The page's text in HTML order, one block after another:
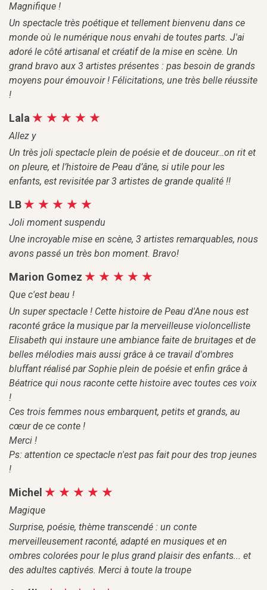
Magnifique !
Un spectacle très poétique et tellement bienvenu dans ce
monde où le numérique nous envahi de toutes parts. J'ai
adoré le côté artisanal et créatif de la mise en scène. Un
grand bravo aux 3 artistes présentes : pas besoin de grands
moyens pour émouvoir ! Félicitations, une très belle réussite
!
Lala
Allez y
Un très joli spectacle plein de poésie et de douceur…on rit et
on pleure, et l’histoire de Peau d’âne, si utile pour les
enfants, est revisitée par 3 artistes de grande qualité !!
LB
Joli moment suspendu
Une incroyable mise en scène, 3 artistes remarquables, nous
avons passé un très bon moment. Bravo!
Marion Gomez
Que c'est beau !
Un super spectacle ! Cette histoire de Peau d'Ane nous est
raconté grâce la musique par la merveilleuse violoncelliste
Elisabeth qui instaure une ambiance faite de bruitages et de
belles mélodies mais aussi grâce à ce travail d'ombres
bluffant réalisé par Sophie plein de poésie et enfin grâce à
Béatrice qui nous raconte cette histoire avec toutes ces voix
!
Ces trois femmes nous embarquent, petits et grands, au
cœur de ce conte !
Merci !
Ps: attention ce spectacle n'est pas fait pour des trop jeunes
!
Michel
Magique
Surprise, poésie, thème transcendé : un conte
merveilleusement raconté, adapté en musiques et en
ombres colorées pour le plus grand plaisir des enfants... et
des adultes captivés. Merci à toute la troupe